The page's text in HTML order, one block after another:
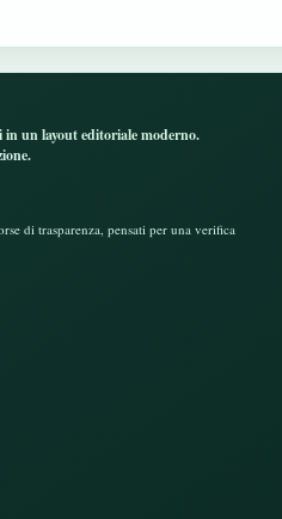
in un layout editoriale moderno.
di trasparenza, pensati per una verifica